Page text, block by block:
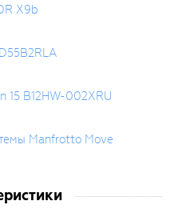
X9b
15 B12HW-002XRU
Manfrotto Move